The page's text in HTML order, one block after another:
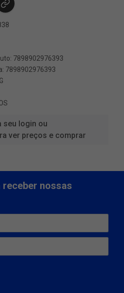
7898902976393
7898902976393
seu login ou
ver preços e comprar
nossas